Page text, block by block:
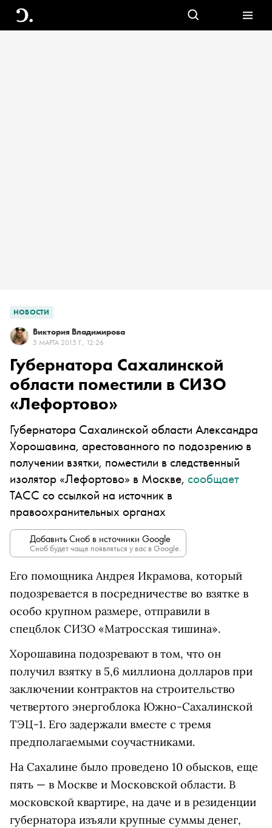
НОВОСТИ
Виктория Владимирова
5 МАРТА 2015 Г., 12:26
Губернатора Сахалинской
области поместили в СИЗО
«Лефортово»
Губернатора Сахалинской области Александра
Хорошавина, арестованного по подозрению в
получении взятки, поместили в следственный
изолятор «Лефортово» в Москве, сообщает
ТАСС со ссылкой на источник в
правоохранительных органах
Добавить Сноб в источники Google
Сноб будет чаще появляться у вас в Google.
Его помощника Андрея Икрамова, который
подозревается в посредничестве во взятке в
особо крупном размере, отправили в
спецблок СИЗО «Матросская тишина».
Хорошавина подозревают в том, что он
получил взятку в 5,6 миллиона долларов при
заключении контрактов на строительство
четвертого энергоблока Южно-Сахалинской
ТЭЦ-1. Его задержали вместе с тремя
предполагаемыми соучастниками.
На Сахалине было проведено 10 обысков, еще
пять — в Москве и Московской области. В
московской квартире, на даче и в резиденции
губернатора изъяли крупные суммы денег,